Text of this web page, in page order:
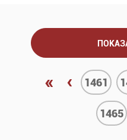
« ‹ 1461
1465